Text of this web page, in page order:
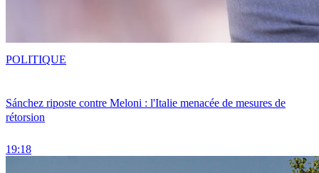
Sánchez riposte contre Meloni : l'Italie menacée de mesures de
rétorsion
19:18
POLITIQUE